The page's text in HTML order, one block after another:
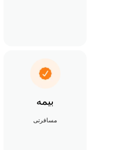
بیمه
مسافرتی